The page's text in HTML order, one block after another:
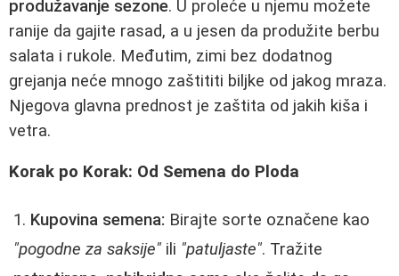
produžavanje sezone. U proleće u njemu možete
ranije da gajite rasad, a u jesen da produžite berbu
salata i rukole. Međutim, zimi bez dodatnog
grejanja neće mnogo zaštititi biljke od jakog mraza.
Njegova glavna prednost je zaštita od jakih kiša i
vetra.
Korak po Korak: Od Semena do Ploda
Kupovina semena: Birajte sorte označene kao
"pogodne za saksije" ili "patuljaste". Tražite